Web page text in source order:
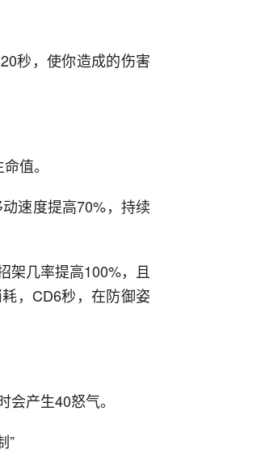
秒，使你造成的伤害
值。
速度提高70%，持续
架几率提高100%，且
，CD6秒，在防御姿
产生40怒气。
”